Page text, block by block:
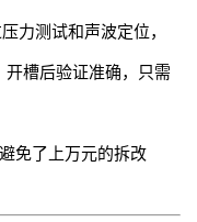
力测试和声波定位，
槽后验证准确，只需
免了上万元的拆改